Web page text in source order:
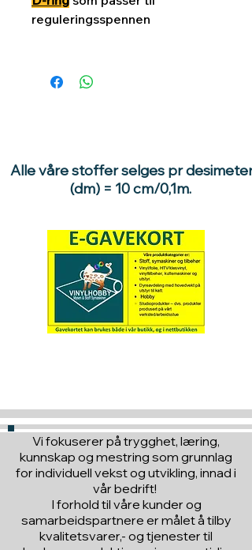
reguleringsspennen
Alle våre stoffer selges pr desimeter
(dm) = 10 cm/0,1m.
Vi fokuserer på trygghet, læring,
kunnskap og mestring som grunnlag
for individuell vekst og utvikling, innad i
vår bedrift!
I forhold til våre kunder og
samarbeidspartnere er målet å tilby
kvalitetsvarer,- og tjenester til